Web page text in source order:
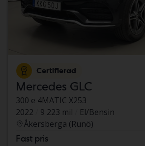
Certifierad
Mercedes GLC
300 e 4MATIC X253
2022
9 223 mil
El/Bensin
Åkersberga (Runö)
Fast pris